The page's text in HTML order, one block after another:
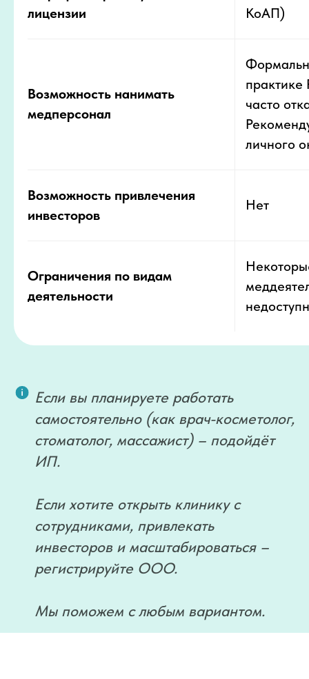
лицензии
КоАП)
Возможность нанимать
медперсонал
практике
часто
личного
Возможность привлечения
инвесторов
Нет
Ограничения по видам
деятельности
Если вы планируете работать
самостоятельно (как врач-косметолог,
стоматолог, массажист) – подойдёт
ИП.
Если хотите открыть клинику с
сотрудниками, привлекать
инвесторов и масштабироваться –
регистрируйте ООО.
Мы поможем с любым вариантом.